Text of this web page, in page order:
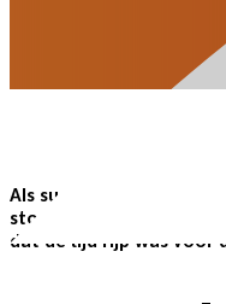
Als succesvol IT-bedrijf
stoep met
dat de tijd rijp was voor